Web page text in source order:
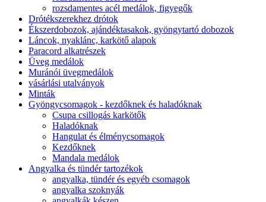
rozsdamentes acél medálok, figyegők
Drótékszerekhez drótok
Ékszerdobozok, ajándéktasakok, gyöngytartó dobozok
Láncok, nyaklánc, karkötő alapok
Paracord alkatrészek
Üveg medálok
Muránói üvegmedálok
vásárlási utalványok
Minták
Gyöngycsomagok - kezdőknek és haladóknak
Csupa csillogás karkötők
Haladóknak
Hangulat és élménycsomagok
Kezdőknek
Mandala medálok
Angyalka és tündér tartozékok
angyalka, tündér és egyéb csomagok
angyalka szoknyák